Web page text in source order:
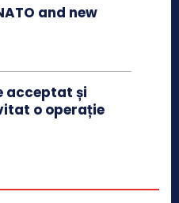
and new
acceptat și
o operație